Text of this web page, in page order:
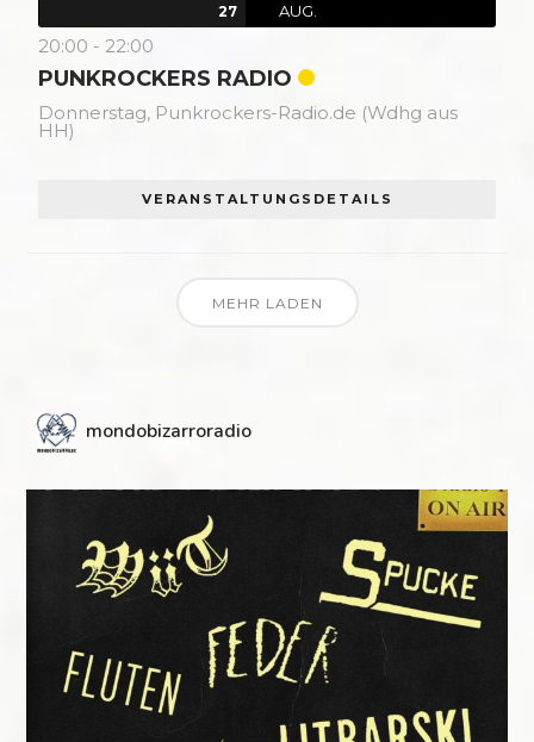
27 AUG.
20:00 - 22:00
PUNKROCKERS RADIO
Donnerstag, Punkrockers-Radio.de (Wdhg aus
HH)
VERANSTALTUNGSDETAILS
MEHR LADEN
mondobizarroradio